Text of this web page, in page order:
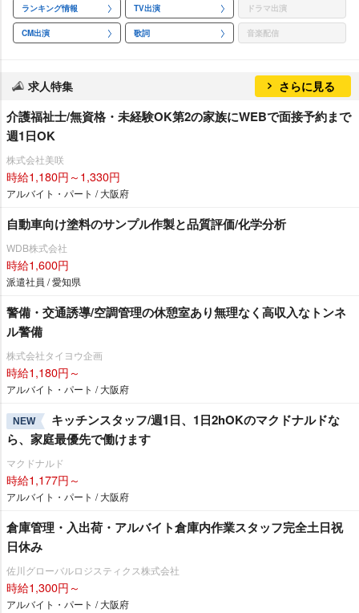
ランキング情報 TV出演 ドラマ出演
CM出演 歌詞 音楽配信
求人特集 さらに見る
介護福祉士/無資格・未経験OK第2の家族にWEBで面接予約まで
週1日OK
株式会社美咲
時給1,180円～1,330円
アルバイト・パート / 大阪府
自動車向け塗料のサンプル作製と品質評価/化学分析
WDB株式会社
時給1,600円
派遣社員 / 愛知県
警備・交通誘導/空調管理の休憩室あり無理なく高収入なトンネ
ル警備
株式会社タイヨウ企画
時給1,180円～
アルバイト・パート / 大阪府
NEW
キッチンスタッフ/週1日、1日2hOKのマクドナルドな
ら、家庭最優先で働けます
マクドナルド
時給1,177円～
アルバイト・パート / 大阪府
倉庫管理・入出荷・アルバイト倉庫内作業スタッフ完全土日祝
日休み
佐川グローバルロジスティクス株式会社
時給1,300円～
アルバイト・パート / 大阪府